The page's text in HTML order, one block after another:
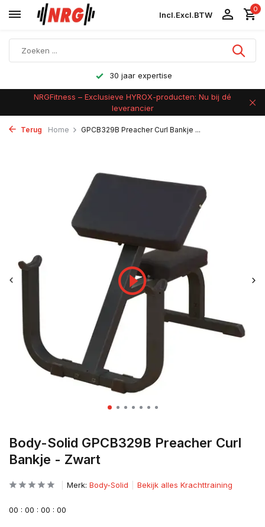
Incl.Excl.BTW
0
Achteraf betalen
NRGFitness – Exclusieve HYROX-producten: Nu bij dé
leverancier
Terug Home GPCB329B Preacher Curl Bankje ...
Body-Solid GPCB329B Preacher Curl
Bankje - Zwart
Merk: Body-Solid Bekijk alles Krachttraining
00 : 00 : 00 : 00